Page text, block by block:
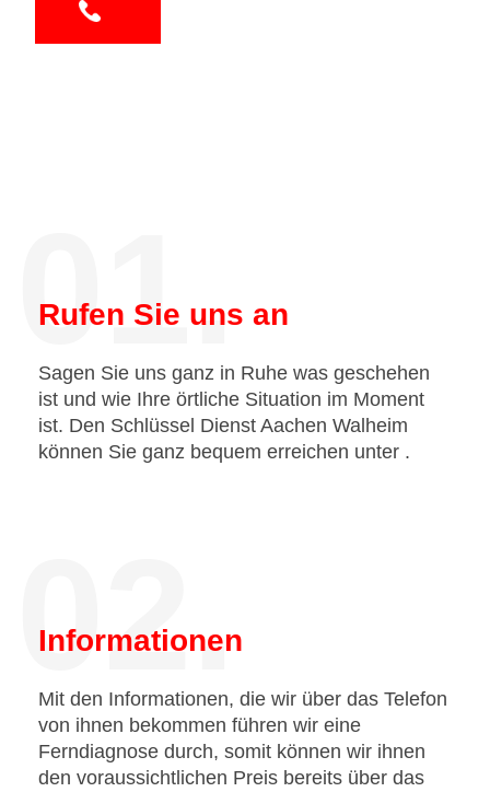
01.
Rufen Sie uns an
Sagen Sie uns ganz in Ruhe was geschehen
ist und wie Ihre örtliche Situation im Moment
ist. Den Schlüssel Dienst Aachen Walheim
können Sie ganz bequem erreichen unter .
02.
Informationen
Mit den Informationen, die wir über das Telefon
von ihnen bekommen führen wir eine
Ferndiagnose durch, somit können wir ihnen
den voraussichtlichen Preis bereits über das